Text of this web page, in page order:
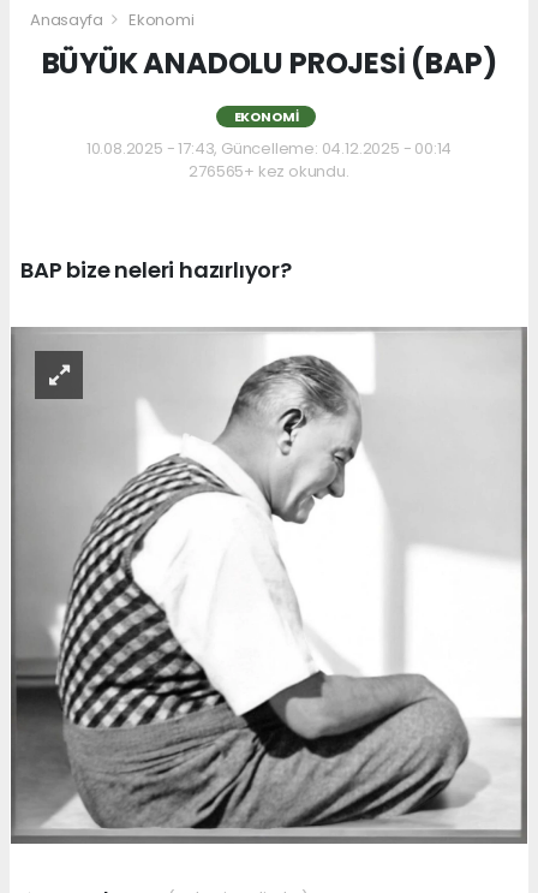
Anasayfa Ekonomi
BÜYÜK ANADOLU PROJESİ (BAP)
EKONOMI
10.08.2025 - 17:43, Güncelleme: 04.12.2025 - 00:14
276565+ kez okundu.
BAP bize neleri hazırlıyor?